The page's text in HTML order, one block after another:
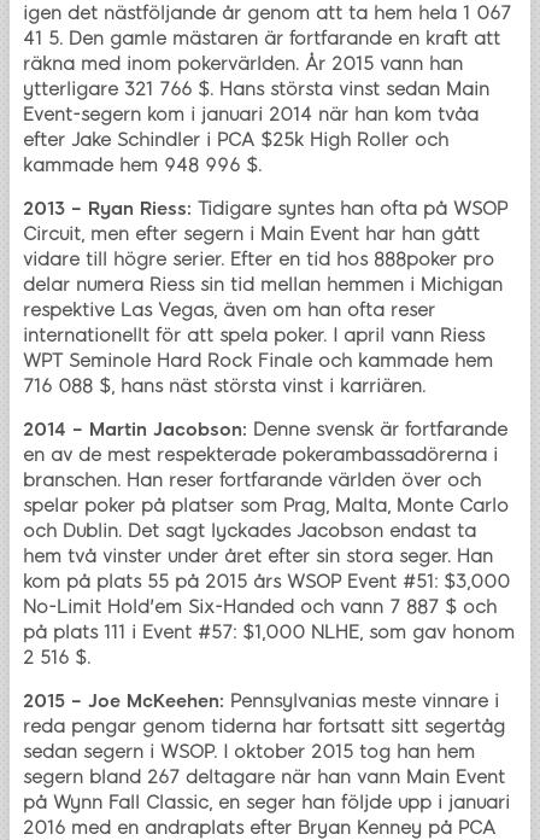
igen det nästföljande år genom att ta hem hela 1 067
41 5. Den gamle mästaren är fortfarande en kraft att
räkna med inom pokervärlden. År 2015 vann han
ytterligare 321 766 $. Hans största vinst sedan Main
Event-segern kom i januari 2014 när han kom tvåa
efter Jake Schindler i PCA $25k High Roller och
kammade hem 948 996 $.
2013 – Ryan Riess: Tidigare syntes han ofta på WSOP
Circuit, men efter segern i Main Event har han gått
vidare till högre serier. Efter en tid hos 888poker pro
delar numera Riess sin tid mellan hemmen i Michigan
respektive Las Vegas, även om han ofta reser
internationellt för att spela poker. I april vann Riess
WPT Seminole Hard Rock Finale och kammade hem
716 088 $, hans näst största vinst i karriären.
2014 – Martin Jacobson: Denne svensk är fortfarande
en av de mest respekterade pokerambassadörerna i
branschen. Han reser fortfarande världen över och
spelar poker på platser som Prag, Malta, Monte Carlo
och Dublin. Det sagt lyckades Jacobson endast ta
hem två vinster under året efter sin stora seger. Han
kom på plats 55 på 2015 års WSOP Event #51: $3,000
No-Limit Hold'em Six-Handed och vann 7 887 $ och
på plats 111 i Event #57: $1,000 NLHE, som gav honom
2 516 $.
2015 – Joe McKeehen: Pennsylvanias meste vinnare i
reda pengar genom tiderna har fortsatt sitt segertåg
sedan segern i WSOP. I oktober 2015 tog han hem
segern bland 267 deltagare när han vann Main Event
på Wynn Fall Classic, en seger han följde upp i januari
2016 med en andraplats efter Bryan Kenney på PCA